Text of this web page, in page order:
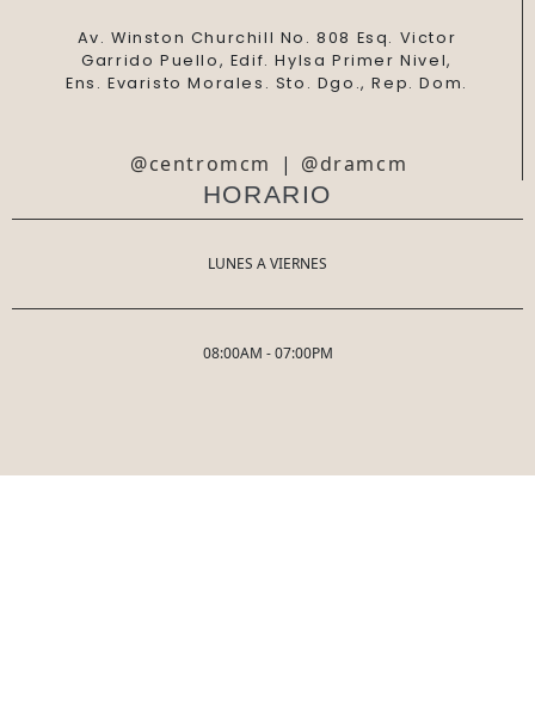
Av. Winston Churchill No. 808 Esq. Victor
Garrido Puello, Edif. Hylsa Primer Nivel,
Ens. Evaristo Morales. Sto. Dgo., Rep. Dom.
@centromcm | @dramcm
HORARIO
LUNES A VIERNES
08:00AM - 07:00PM